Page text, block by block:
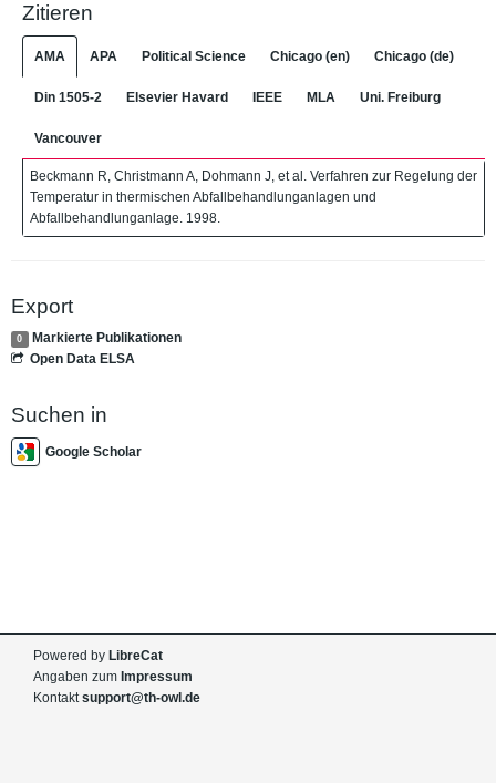
Zitieren
AMA APA Political Science Chicago (en) Chicago (de)
Din 1505-2 Elsevier Havard IEEE MLA Uni. Freiburg
Vancouver
Beckmann R, Christmann A, Dohmann J, et al. Verfahren zur Regelung der
Temperatur in thermischen Abfallbehandlunganlagen und
Abfallbehandlunganlage. 1998.
Export
0
Markierte Publikationen
Open Data ELSA
Suchen in
Google Scholar
Powered by LibreCat
Angaben zum Impressum
Kontaktsupport@th-owl.de